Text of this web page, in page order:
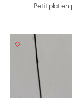
Petit plat en